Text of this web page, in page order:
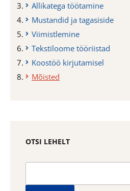
Allikatega töötamine
Mustandid ja tagasiside
Viimistlemine
Tekstiloome tööriistad
Koostöö kirjutamisel
Mõisted
OTSI LEHELT